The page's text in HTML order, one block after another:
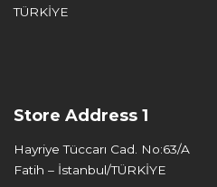
TÜRKİYE
Store Address 1
Hayriye Tüccarı Cad. No:63/A
Fatih – İstanbul/TÜRKİYE